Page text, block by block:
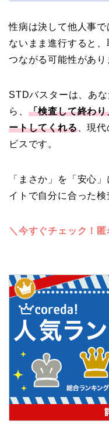
性病は決して他人事
ないまま進行すると
つながる可能性があり
STDバスターは、あ
ら、 「検査して終わ
ートしてくれる、現代
ビスです。
「まさか」を「安心
イトで自分に合った検
＼今すぐチェック！